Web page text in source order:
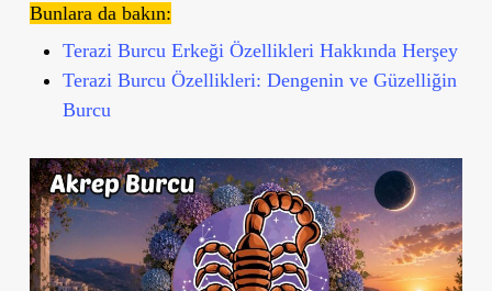
Bunlara da bakın:
Terazi Burcu Erkeği Özellikleri Hakkında Herşey
Terazi Burcu Özellikleri: Dengenin ve Güzelliğin
Burcu